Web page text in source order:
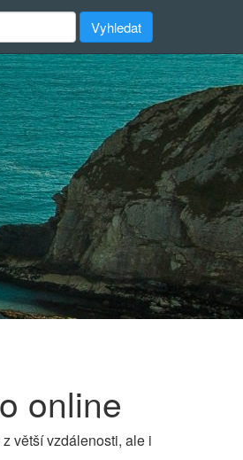
online
větší vzdálenosti, ale i